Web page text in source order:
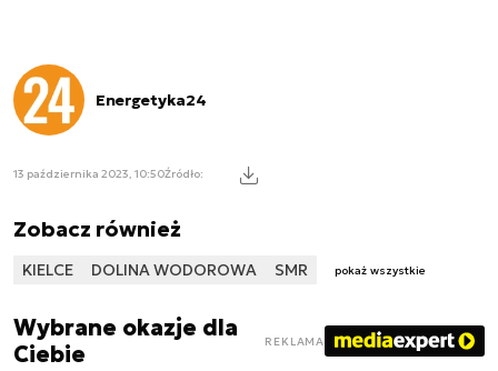
Energetyka24
13 października 2023, 10:50Źródło:
Zobacz również
KIELCE DOLINA WODOROWA SMR pokaż wszystkie
Wybrane okazje dla
Ciebie
REKLAMA